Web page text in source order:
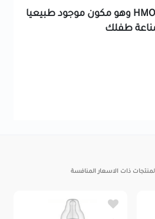
يحتوى مكون HMO (2'-FL) وهو مكون موجود طبيعيا
طفلك
ذات الاسعار المنافسة